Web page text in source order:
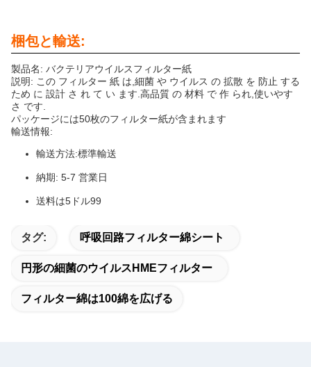
梱包と輸送:
製品名: バクテリアウイルスフィルター紙
説明: この フィルター 紙 は,細菌 や ウイルス の 拡散 を 防止 する
ため に 設計 さ れ て い ます.高品質 の 材料 で 作 られ,使いやす
さ です.
パッケージには50枚のフィルター紙が含まれます
輸送情報:
輸送方法:標準輸送
納期: 5-7 営業日
送料は5ドル99
タグ: 呼吸回路フィルター綿シート
円形の細菌のウイルスHMEフィルター
フィルター綿は100綿を広げる